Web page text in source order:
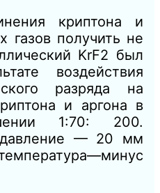
криптона и
газов получить не
KrF2 был
воздействия
разряда на
и аргона в
1:70: 200.
давление — 20 мм